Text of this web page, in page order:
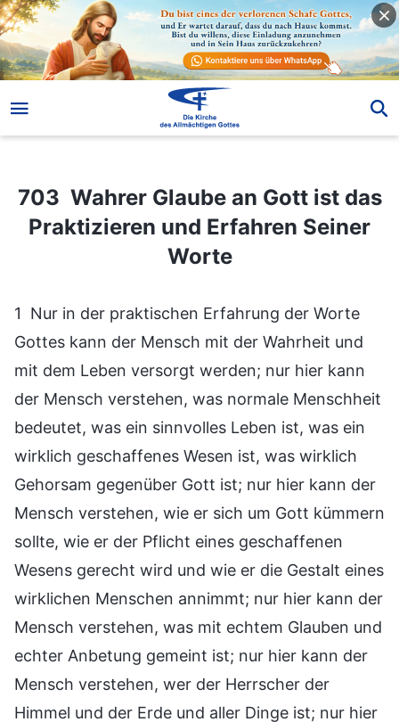
703 Wahrer Glaube an Gott ist das
Praktizieren und Erfahren Seiner
Worte
1 Nur in der praktischen Erfahrung der Worte
Gottes kann der Mensch mit der Wahrheit und
mit dem Leben versorgt werden; nur hier kann
der Mensch verstehen, was normale Menschheit
bedeutet, was ein sinnvolles Leben ist, was ein
wirklich geschaffenes Wesen ist, was wirklich
Gehorsam gegenüber Gott ist; nur hier kann der
Mensch verstehen, wie er sich um Gott kümmern
sollte, wie er der Pflicht eines geschaffenen
Wesens gerecht wird und wie er die Gestalt eines
wirklichen Menschen annimmt; nur hier kann der
Mensch verstehen, was mit echtem Glauben und
echter Anbetung gemeint ist; nur hier kann der
Mensch verstehen, wer der Herrscher der
Himmel und der Erde und aller Dinge ist; nur hier